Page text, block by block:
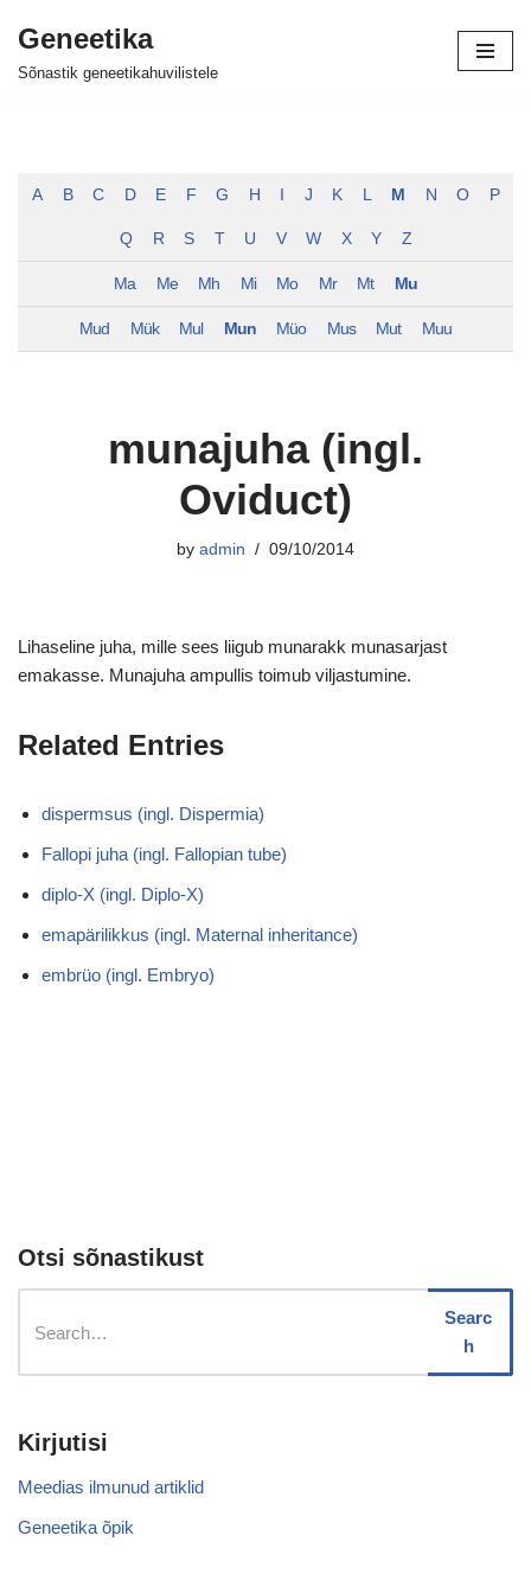
Skip
Geneetika
Sõnastik geneetikahuvilistele
A B C D E F G H J K L M N O P
Q R S T U V W X Y Z
Ma Me Mh Mi Mo Mr Mt Mu
Mud Mük Mul Mun Müo Mus Mut Muu
munajuha (ingl.
Oviduct)
by admin 09/10/2014
Lihaseline juha, mille sees liigub munarakk munasarjast
emakasse. Munajuha ampullis toimub viljastumine.
Related Entries
dispermsus (ingl. Dispermia)
Fallopi juha (ingl. Fallopian tube)
diplo-X (ingl. Diplo-X)
emapärilikkus (ingl. Maternal inheritance)
embrüo (ingl. Embryo)
Otsi sõnastikust
Searc
h
Kirjutisi
Meedias ilmunud artiklid
Geneetika õpik